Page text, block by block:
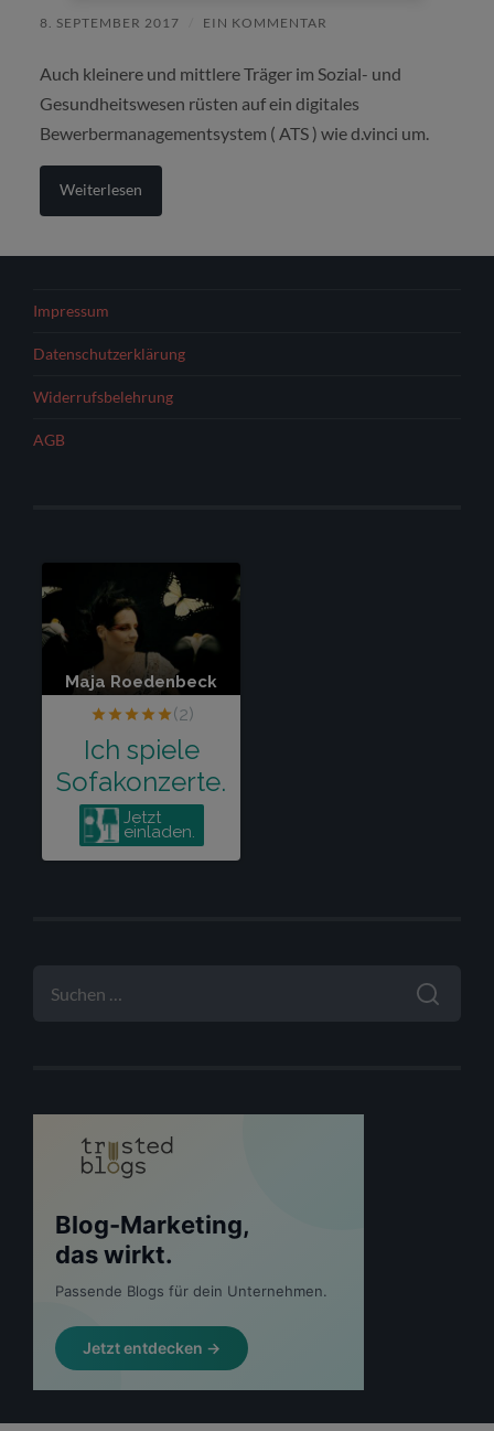
8. SEPTEMBER 2017 EIN KOMMENTAR
Auch kleinere und mittlere Träger im Sozial- und
Gesundheitswesen rüsten auf ein digitales
Bewerbermanagementsystem ( ATS ) wie d.vinci um.
Weiterlesen
Impressum
Datenschutzerklärung
Widerrufsbelehrung
AGB
NACH: